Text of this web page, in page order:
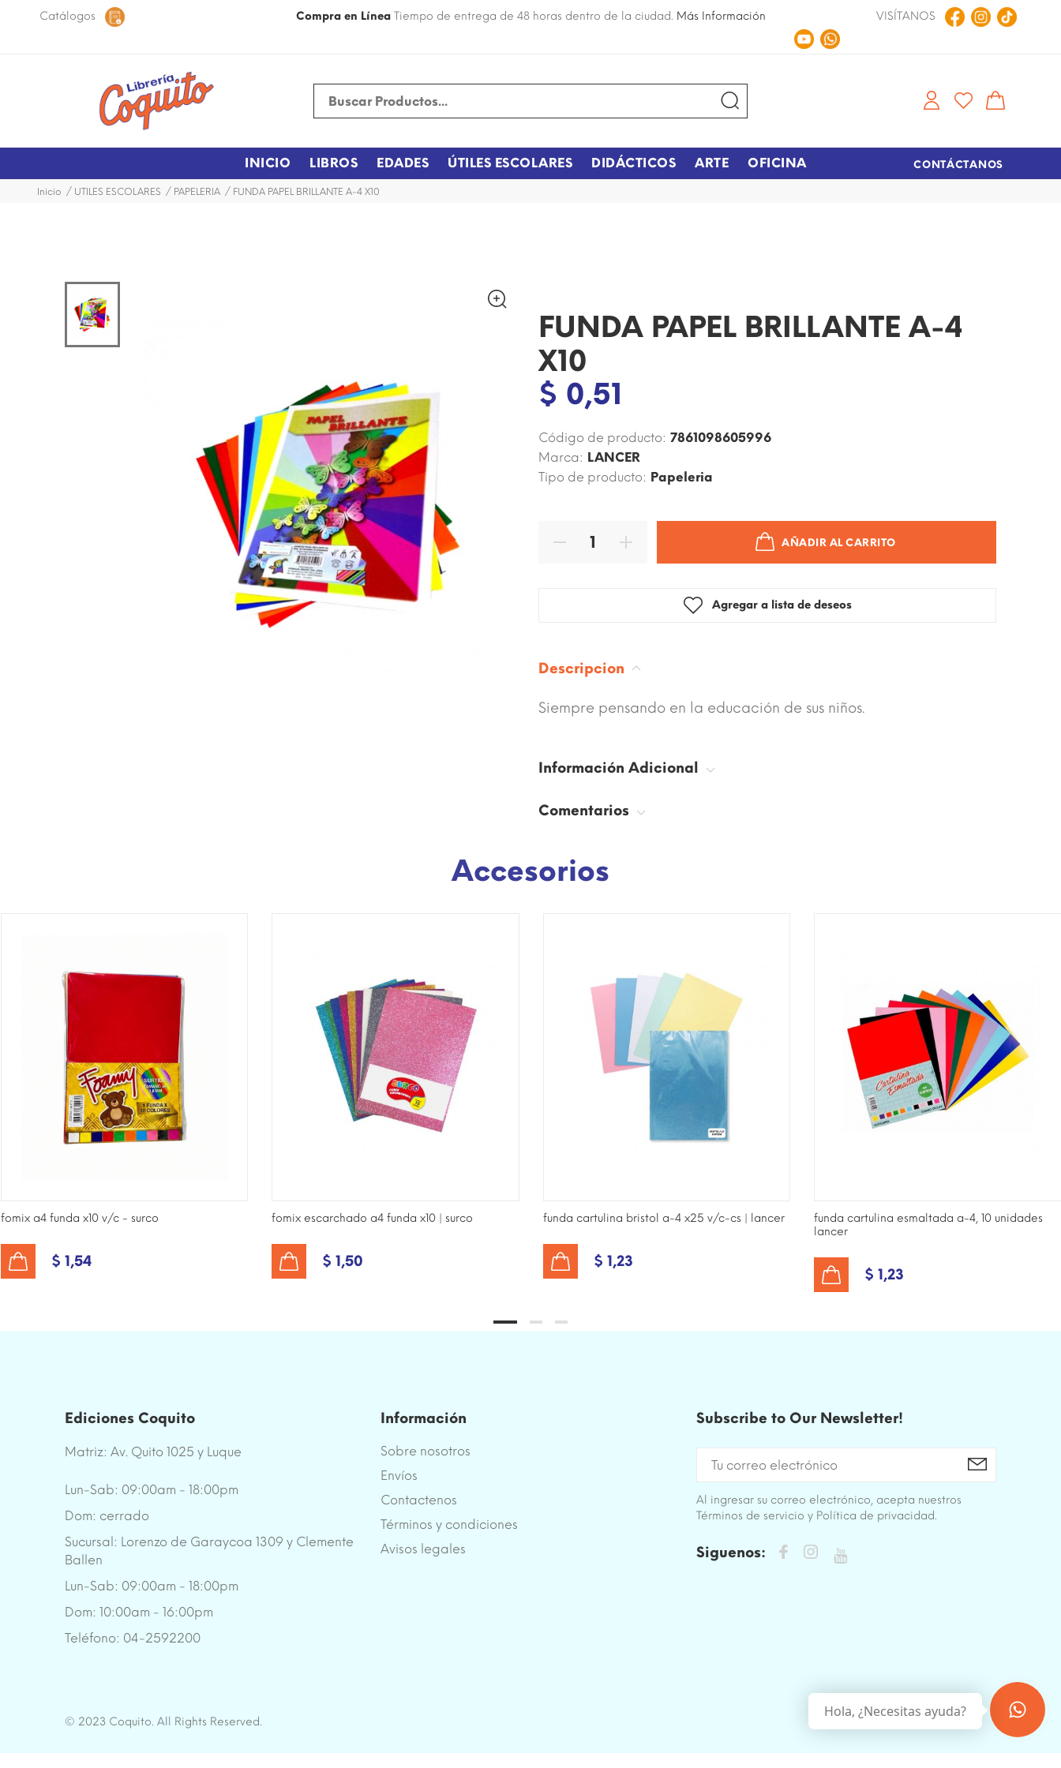
Catálogos
48 horas dentro de la ciudad. Compra en Línea Tiempo de entrega de 48 horas dentro de la ciudad. Más Información Compra en LíneaTiempo de entrega de 48
VISÍTANOS
INICIO LIBROS EDADES ÚTILES ESCOLARES DIDÁCTICOS ARTE OFICINA CONTÁCTANOS
Inicio UTILES ESCOLARES PAPELERIA FUNDA PAPEL BRILLANTE A-4 X10
FUNDA PAPEL BRILLANTE A-4
X10
$ 0,51
Código de producto: 7861098605996
Marca: LANCER
Tipo de producto: Papeleria
AÑADIR AL CARRITO
Agregar a lista de deseos
Descripcion
Siempre pensando en la educación de sus niños.
Información Adicional
Comentarios
Accesorios
fomix a4 funda x10 v/c - surco
$ 1,54
fomix escarchado a4 funda x10 | surco
$ 1,50
funda cartulina bristol a-4 x25 v/c-cs | lancer
$ 1,23
funda cartulina esmaltada a-4, 10 unidades
lancer
$ 1,23
Ediciones Coquito
Matriz: Av. Quito 1025 y Luque
Lun-Sab: 09:00am - 18:00pm
Dom: cerrado
Sucursal: Lorenzo de Garaycoa 1309 y Clemente
Ballen
Lun-Sab: 09:00am - 18:00pm
Dom: 10:00am - 16:00pm
Teléfono: 04-2592200
Información
Sobre nosotros
Envíos
Contactenos
Términos y condiciones
Avisos legales
Subscribe to Our Newsletter!
Al ingresar su correo electrónico, acepta nuestros
Términos de servicio y Política de privacidad.
Siguenos:
© 2023 Coquito. All Rights Reserved.
Hola, ¿Necesitas ayuda?